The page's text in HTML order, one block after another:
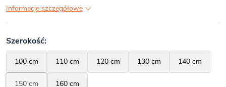
Informacje szczegółowe